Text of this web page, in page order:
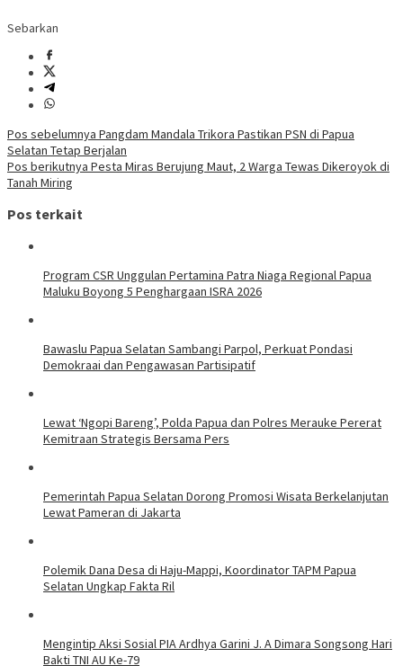
Sebarkan
Navigasi
pos
Pos sebelumnya Pangdam Mandala Trikora Pastikan PSN di Papua
Selatan Tetap Berjalan
Pos berikutnya Pesta Miras Berujung Maut, 2 Warga Tewas Dikeroyok di
Tanah Miring
Pos terkait
Program CSR Unggulan Pertamina Patra Niaga Regional Papua
Maluku Boyong 5 Penghargaan ISRA 2026
Bawaslu Papua Selatan Sambangi Parpol, Perkuat Pondasi
Demokraai dan Pengawasan Partisipatif
Lewat ‘Ngopi Bareng’, Polda Papua dan Polres Merauke Pererat
Kemitraan Strategis Bersama Pers
Pemerintah Papua Selatan Dorong Promosi Wisata Berkelanjutan
Lewat Pameran di Jakarta
Polemik Dana Desa di Haju-Mappi, Koordinator TAPM Papua
Selatan Ungkap Fakta Ril
Mengintip Aksi Sosial PIA Ardhya Garini J. A Dimara Songsong Hari
Bakti TNI AU Ke-79